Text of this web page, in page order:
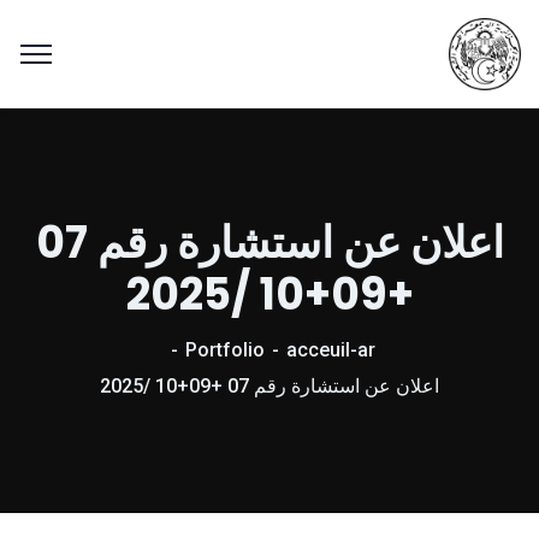
اعلان عن استشارة رقم 07
+09+10 /2025
acceuil-ar
Portfolio
اعلان عن استشارة رقم 07 +09+10 /2025